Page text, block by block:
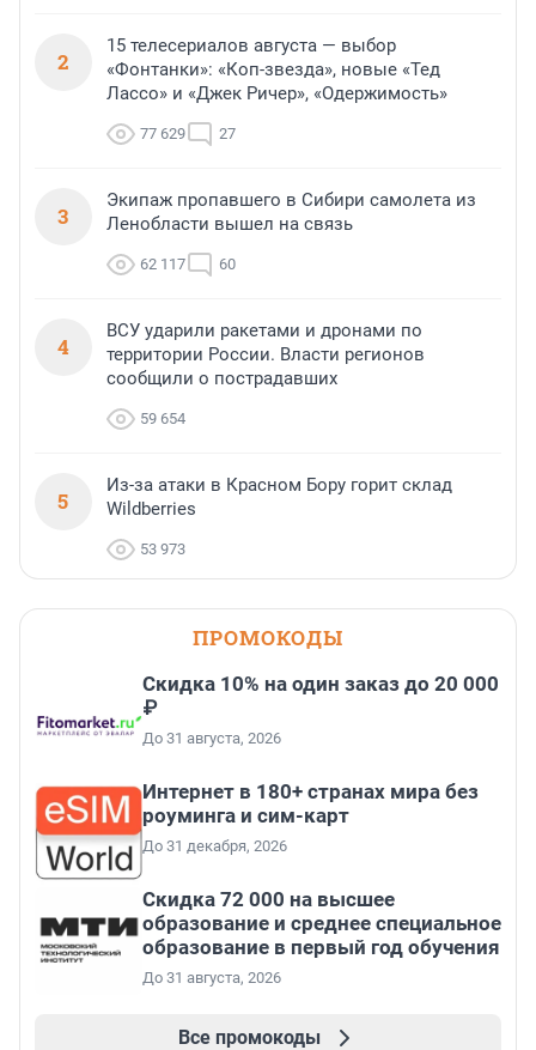
2
15 телесериалов августа — выбор
«Фонтанки»: «Коп-звезда», новые «Тед
Лассо» и «Джек Ричер», «Одержимость»
77 629 27
3
Экипаж пропавшего в Сибири самолета из
Ленобласти вышел на связь
62 117 60
4
ВСУ ударили ракетами и дронами по
территории России. Власти регионов
сообщили о пострадавших
59 654
5
Из-за атаки в Красном Бору горит склад
Wildberries
53 973
ПРОМОКОДЫ
Скидка 10% на один заказ до 20 000
₽
До 31 августа, 2026
Интернет в 180+ странах мира без
роуминга и сим-карт
До 31 декабря, 2026
Скидка 72 000 на высшее
образование и среднее специальное
образование в первый год обучения
До 31 августа, 2026
Все промокоды